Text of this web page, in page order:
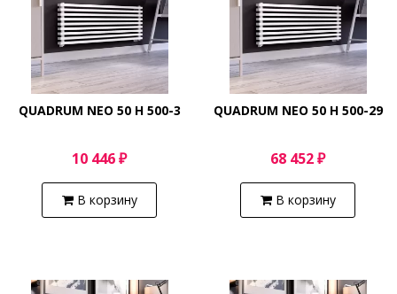
QUADRUM NEO 50 H 500-3
10 446 ₽
В корзину
QUADRUM NEO 50 H 500-29
68 452 ₽
В корзину